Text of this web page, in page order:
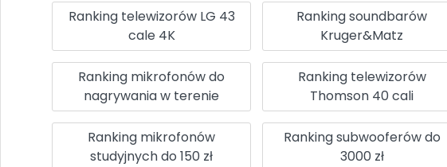
Ranking telewizorów LG 43
cale 4K
Ranking soundbarów
Kruger&Matz
Ranking mikrofonów do
nagrywania w terenie
Ranking telewizorów
Thomson 40 cali
Ranking mikrofonów
studyjnych do 150 zł
Ranking subwooferów do
3000 zł